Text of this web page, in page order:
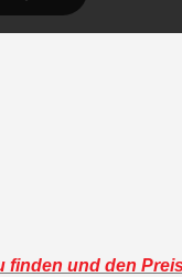
finden und den